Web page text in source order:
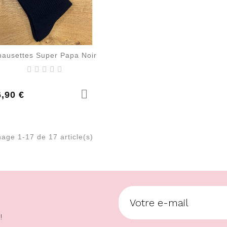
Super Papa Noir
€
1-17 de 17 article(s)